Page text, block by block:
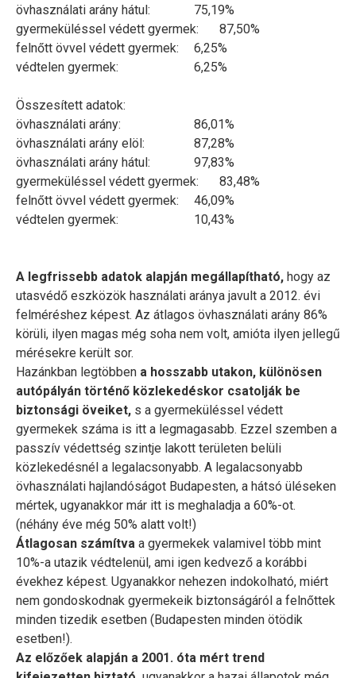
övhasználati arány hátul:
75,19%
gyermeküléssel védett gyermek:
87,50%
felnőtt övvel védett gyermek:
6,25%
védtelen gyermek:
6,25%
Összesített adatok:
övhasználati arány:
86,01%
övhasználati arány elöl:
87,28%
övhasználati arány hátul:
97,83%
gyermeküléssel védett gyermek:
83,48%
felnőtt övvel védett gyermek:
46,09%
védtelen gyermek:
10,43%
A legfrissebb adatok alapján megállapítható, hogy az
utasvédő eszközök használati aránya javult a 2012. évi
felméréshez képest. Az átlagos övhasználati arány 86%
körüli, ilyen magas még soha nem volt, amióta ilyen jellegű
mérésekre került sor.
Hazánkban legtöbben a hosszabb utakon, különösen
autópályán történő közlekedéskor csatolják be
biztonsági öveiket, s a gyermeküléssel védett
gyermekek száma is itt a legmagasabb. Ezzel szemben a
passzív védettség szintje lakott területen belüli
közlekedésnél a legalacsonyabb. A legalacsonyabb
övhasználati hajlandóságot Budapesten, a hátsó üléseken
mértek, ugyanakkor már itt is meghaladja a 60%-ot.
(néhány éve még 50% alatt volt!)
Átlagosan számítva a gyermekek valamivel több mint
10%-a utazik védtelenül, ami igen kedvező a korábbi
évekhez képest. Ugyanakkor nehezen indokolható, miért
nem gondoskodnak gyermekeik biztonságáról a felnőttek
minden tizedik esetben (Budapesten minden ötödik
esetben!).
Az előzőek alapján a 2001. óta mért trend